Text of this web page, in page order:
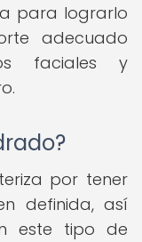
para lograrlo
adecuado
faciales y
por tener
definida, así
este tipo de